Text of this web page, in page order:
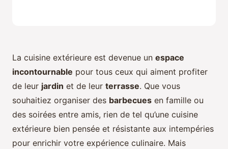
La cuisine extérieure est devenue un espace
incontournable pour tous ceux qui aiment profiter
de leur jardin et de leur terrasse. Que vous
souhaitiez organiser des barbecues en famille ou
des soirées entre amis, rien de tel qu’une cuisine
extérieure bien pensée et résistante aux intempéries
pour enrichir votre expérience culinaire. Mais